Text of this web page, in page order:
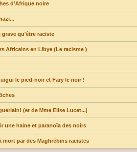
d’Afrique noire
qu'être raciste
Africains en Libye (Le racisme )
le pied-noir et Fary le noir !
(et de Mme Elise Lucet...)
une haine et paranoïa des noirs
mort par des Maghrébins racistes